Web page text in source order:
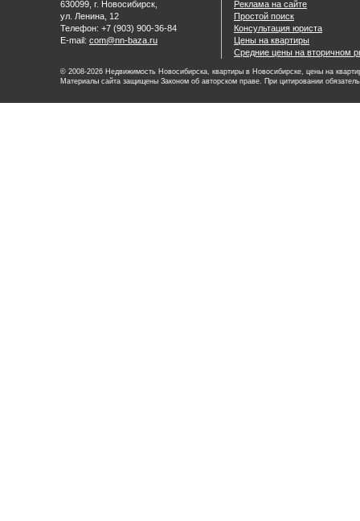
630099, г. Новосибирск,
ул. Ленина, 12
Телефон: +7 (903) 900-36-84
E-mail: com@nn-baza.ru
Реклама на сайте
Простой поиск
Консультация юриста
Цены на квартиры
Средние цены на вторичном
© 2008-2026 Недвижимость Новосибирска, квартиры в Новосибирске, цены на
Материалы сайта защищены Законом об авторском праве. При цитировании